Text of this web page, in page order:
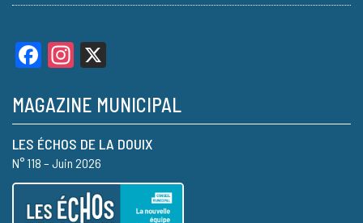
FacebookInstagram
MAGAZINE MUNICIPAL
LES ÉCHOS DE LA DOUIX
N° 118 – Juin 2026